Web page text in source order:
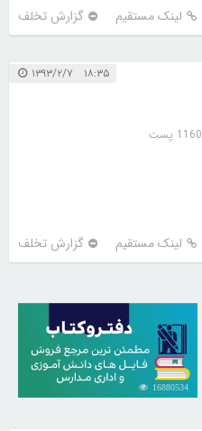
لینک مستقیم گزارش تخلف
۱۸:۳۵ ۱۳۹۳/۲/۷
1160 پست
لینک مستقیم گزارش تخلف
16880534